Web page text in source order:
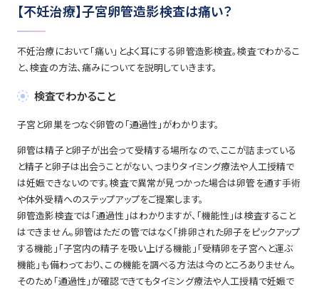
【不妊治療】子宮卵管造影検査は痛い？
不妊治療において「痛い」とよく耳にする卵管造影検査。検査でわかるこ
と、検査の方法、痛みについてを説明していきます。
検査でわかること
子宮と卵巣をつなぐ卵管の「通過性」がわかります。
卵管は精子と卵子が出会って受精する場所なので、ここが詰まっている
と精子と卵子は出会うことがない、つまりタイミング療法や人工授精で
は妊娠できないのです。検査で異常が見つかった場合は卵管を通す手術
や体外受精へのステップアップをご提案します。
卵管造影検査では「通過性」はわかりますが、「機能性」は検査すること
はできません。卵管はただの管ではなく「排卵された卵子をピックアップ
する機能」「子宮内の精子を吸い上げる機能」「受精卵を子宮へと運ぶ
機能」も備わっており、この機能を調べる方法は今のところありません。
そのため「通過性」が確認できてもタイミング療法や人工授精で妊娠で